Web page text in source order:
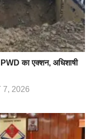
का एक्शन, अधिशाषी
7, 2026